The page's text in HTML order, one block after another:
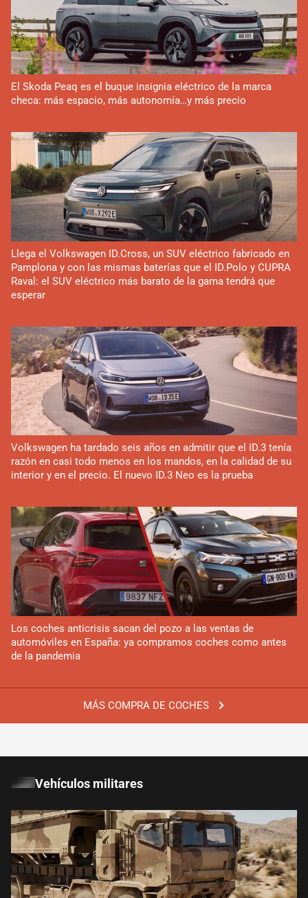
MÁS COMPRA DE COCHES
El Skoda Peaq es el buque insignia eléctrico de la marca
checa: más espacio, más autonomía…y más precio
Llega el Volkswagen ID.Cross, un SUV eléctrico fabricado en
Pamplona y con las mismas baterías que el ID.Polo y CUPRA
Raval: el SUV eléctrico más barato de la gama tendrá que
esperar
Volkswagen ha tardado seis años en admitir que el ID.3 tenía
razón en casi todo menos en los mandos, en la calidad de su
interior y en el precio. El nuevo ID.3 Neo es la prueba
Los coches anticrisis sacan del pozo a las ventas de
automóviles en España: ya compramos coches como antes
de la pandemia
Vehículos militares